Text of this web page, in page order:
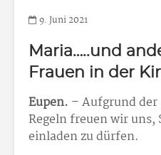
9. Juni 2021
Maria…..und
Frauen in der
Eupen. – Aufgrund
Regeln freuen wir uns,
einladen zu dürfen.